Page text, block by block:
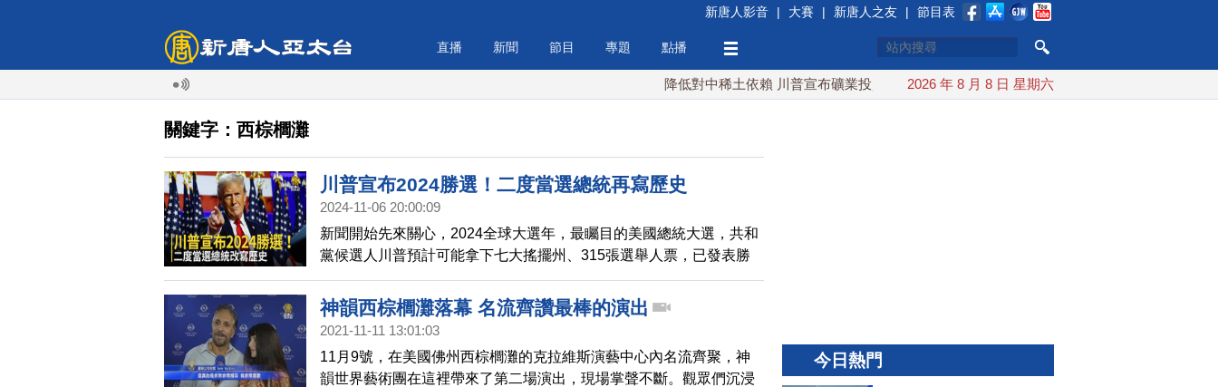
新唐人影音 | 大賽 | 新唐人之友 | 節目表
直播 新聞 節目 專題 點播
降低對中稀土依賴 川普宣布礦業投資20億美元 中東局勢動盪 土耳其沙特巴基斯坦誓共同
2026 年 8 月 8 日 星期六
關鍵字：西棕櫚灘
川普宣布2024勝選！二度當選總統再寫歷史
2024-11-06 20:00:09
新聞開始先來關心，2024全球大選年，最矚目的美國總統大選，共和
黨候選人川普預計可能拿下七大搖擺州、315張選舉人票，已發表勝
選感言。他是美國120多年來，第二位在失去白宮寶座後，捲土重來
再次勝選的總統。來看到來自佛州海湖莊園的第一手報導。
神韻西棕櫚灘落幕 名流齊讚最棒的演出
2021-11-11 13:01:03
11月9號，在美國佛州西棕櫚灘的克拉維斯演藝中心內名流齊聚，神
韻世界藝術團在這裡帶來了第二場演出，現場掌聲不斷。觀眾們沉浸
今日熱門